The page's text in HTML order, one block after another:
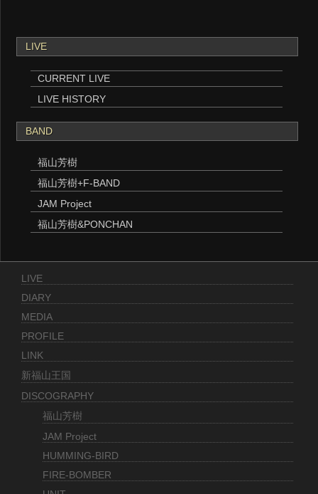
LIVE
CURRENT LIVE
LIVE HISTORY
BAND
福山芳樹
福山芳樹+F-BAND
JAM Project
福山芳樹&PONCHAN
LIVE
DIARY
MEDIA
PROFILE
LINK
新福山王国
DISCOGRAPHY
福山芳樹
JAM Project
HUMMING-BIRD
FIRE-BOMBER